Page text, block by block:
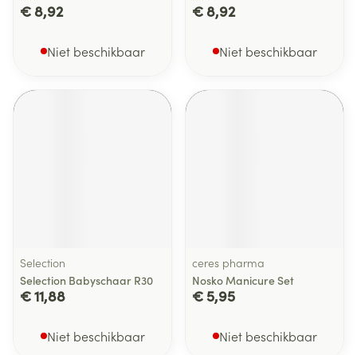
€ 8,92
Niet beschikbaar
€ 8,92
Niet beschikbaar
Selection
Selection Babyschaar R30
€ 11,88
Niet beschikbaar
ceres pharma
Nosko Manicure Set
€ 5,95
Niet beschikbaar